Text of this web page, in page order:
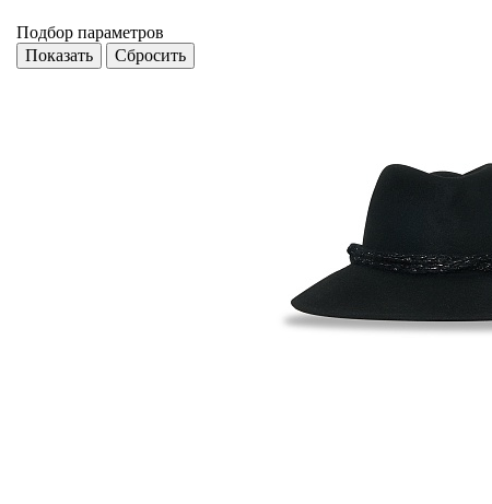
Подбор параметров